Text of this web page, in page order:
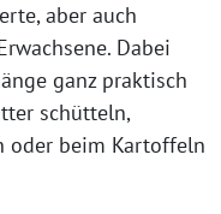
aber auch
Dabei
ganz praktisch
schütteln,
oder beim Kartoffeln